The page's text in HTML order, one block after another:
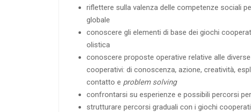
riflettere sulla valenza delle competenze sociali
globale
conoscere gli elementi di base dei giochi
olistica
conoscere proposte operative relative alle
cooperativi: di conoscenza, azione, creatività,
contatto e problem solving
confrontarsi su esperienze e possibili percorsi
strutturare percorsi graduali con i giochi